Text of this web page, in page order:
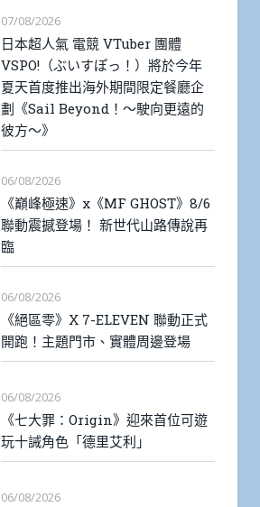
07/08/2026
日本超人氣 電競 VTuber 團體
VSPO!（ぶいすぽっ！）將於今年
夏天首度推出海外期間限定餐廳企
劃《Sail Beyond！～駛向更遠的
彼方～》
06/08/2026
《巔峰極速》x《MF GHOST》8/6
聯動震撼登場！ 新世代山路傳說再
臨
06/08/2026
《絕區零》X 7-ELEVEN 聯動正式
開跑！主題門市、實體周邊登場
06/08/2026
《七大罪：Origin》迎來首位可遊
玩十誡角色「德里艾利」
06/08/2026